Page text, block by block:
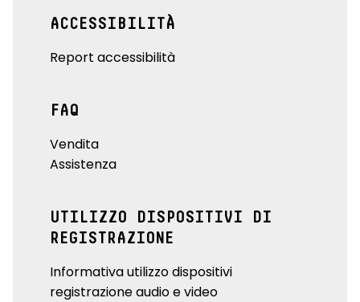
ACCESSIBILITÀ
Report accessibilità
FAQ
Vendita
Assistenza
UTILIZZO DISPOSITIVI DI
REGISTRAZIONE
Informativa utilizzo dispositivi
registrazione audio e video